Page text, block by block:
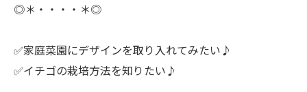
◎＊・・・・＊◎
✅家庭菜園にデザインを取り入れてみたい♪
✅イチゴの栽培方法を知りたい♪